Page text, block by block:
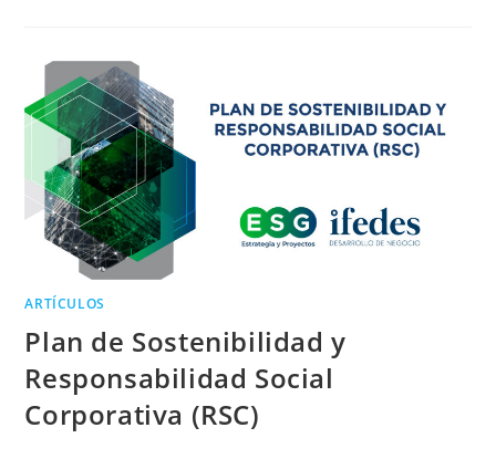
ARTÍCULOS
Plan de Sostenibilidad y
Responsabilidad Social
Corporativa (RSC)